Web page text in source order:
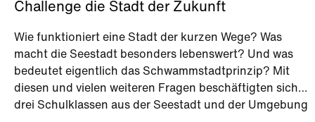
Challenge die Stadt der Zukunft
Wie funktioniert eine Stadt der kurzen Wege? Was
macht die Seestadt besonders lebenswert? Und was
bedeutet eigentlich das Schwammstadtprinzip? Mit
diesen und vielen weiteren Fragen beschäftigten sich
drei Schulklassen aus der Seestadt und der Umgebung